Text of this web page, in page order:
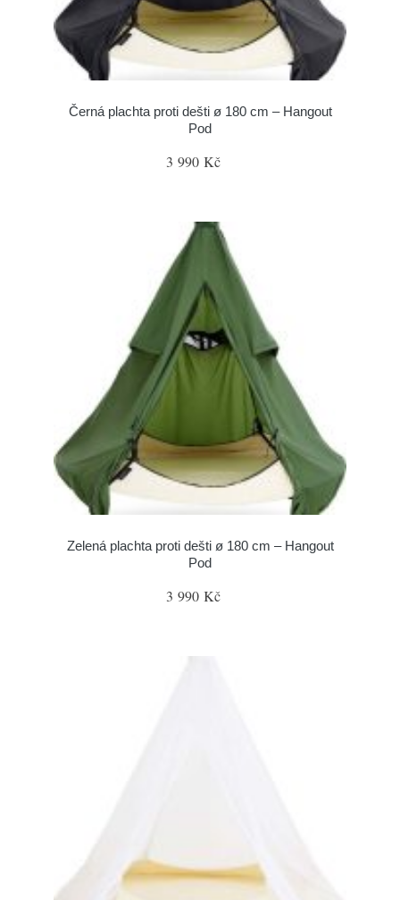
Černá plachta proti dešti ø 180 cm – Hangout
Pod
3 990 Kč
Zelená plachta proti dešti ø 180 cm – Hangout
Pod
3 990 Kč